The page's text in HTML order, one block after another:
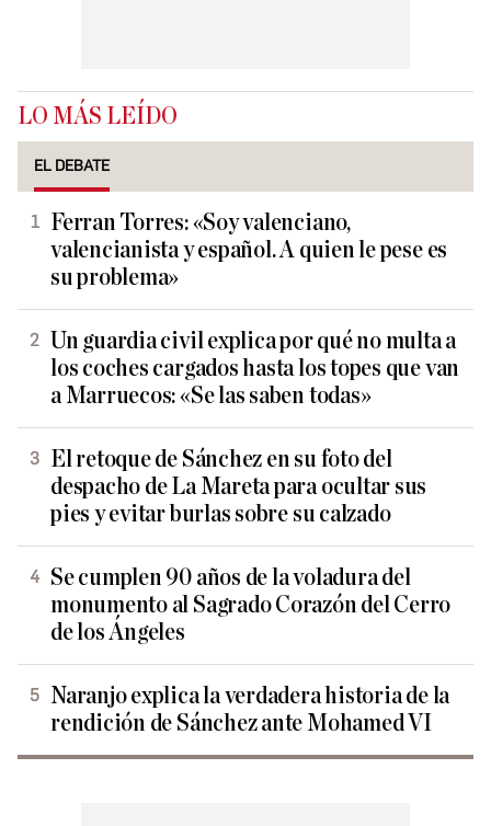
LO MÁS LEÍDO
EL DEBATE
Ferran Torres: «Soy valenciano,
valencianista y español. A quien le pese es
su problema»
Un guardia civil explica por qué no multa a
los coches cargados hasta los topes que van
a Marruecos: «Se las saben todas»
El retoque de Sánchez en su foto del
despacho de La Mareta para ocultar sus
pies y evitar burlas sobre su calzado
Se cumplen 90 años de la voladura del
monumento al Sagrado Corazón del Cerro
de los Ángeles
Naranjo explica la verdadera historia de la
rendición de Sánchez ante Mohamed VI